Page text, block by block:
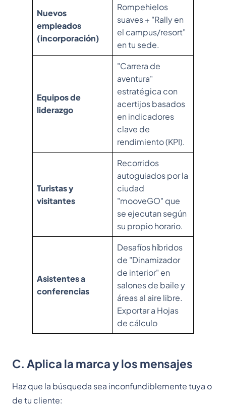
Nuevos
empleados
(incorporación)
Rompehielos
suaves + "Rally en
el campus/resort"
en tu sede.
Equipos de
liderazgo
"Carrera de
aventura"
estratégica con
acertijos basados
en indicadores
clave de
rendimiento (KPI).
Turistas y
visitantes
Recorridos
autoguiados por la
ciudad
"mooveGO" que
se ejecutan según
su propio horario.
Asistentes a
conferencias
Desafíos híbridos
de "Dinamizador
de interior" en
salones de baile y
áreas al aire libre.
Exportar a Hojas
de cálculo
C. Aplica la marca y los mensajes
Haz que la búsqueda sea inconfundiblemente tuya o
de tu cliente: